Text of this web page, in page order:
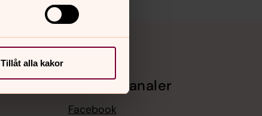
Tillåt alla kakor
Sociala kanaler
Facebook